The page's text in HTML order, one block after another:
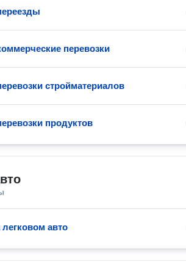
перевозки
стройматериалов
продуктов
легковом авто